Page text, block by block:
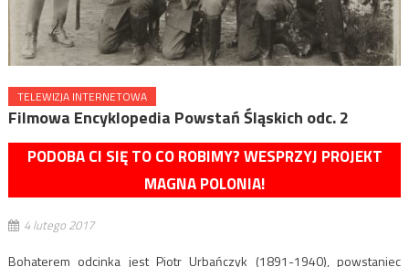
TELEWIZJA INTERNETOWA
Filmowa Encyklopedia Powstań Śląskich odc. 2
PODOBA CI SIĘ TO CO ROBIMY? WESPRZYJ PROJEKT
MAGNA POLONIA!
4 lutego 2017
Bohaterem odcinka jest Piotr Urbańczyk (1891-1940), powstaniec